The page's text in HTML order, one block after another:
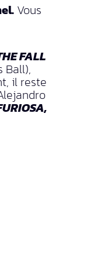
Vous
FALL
Ball),
il reste